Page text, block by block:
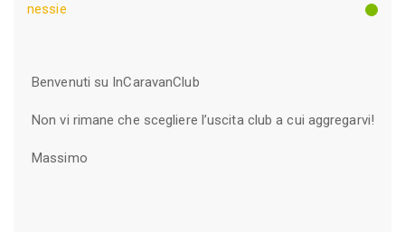
nessie
Benvenuti su InCaravanClub
Non vi rimane che scegliere l’uscita club a cui aggregarvi!
Massimo